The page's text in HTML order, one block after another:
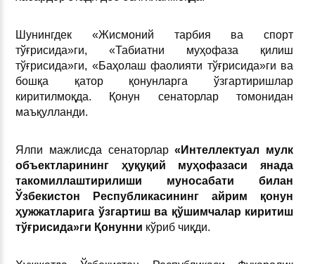
Шунингдек «Жисмоний тарбия ва спорт
тўғрисида»ги, «Табиатни муҳофаза қилиш
тўғрисида»ги, «Баҳолаш фаолияти тўғрисида»ги ва
бошқа қатор қонунларга ўзгартиришлар
киритилмоқда. Қонун сенаторлар томонидан
маъқулланди.
Ялпи мажлисда сенаторлар«Интеллектуал мулк
объектларининг ҳуқуқий муҳофазаси янада
такомиллаштирилиши муносабати билан
Ўзбекистон Республикасининг айрим қонун
ҳужжатларига ўзгартиш ва қўшимчалар киритиш
тўғрисида»ги Қонунни кўриб чиқди.